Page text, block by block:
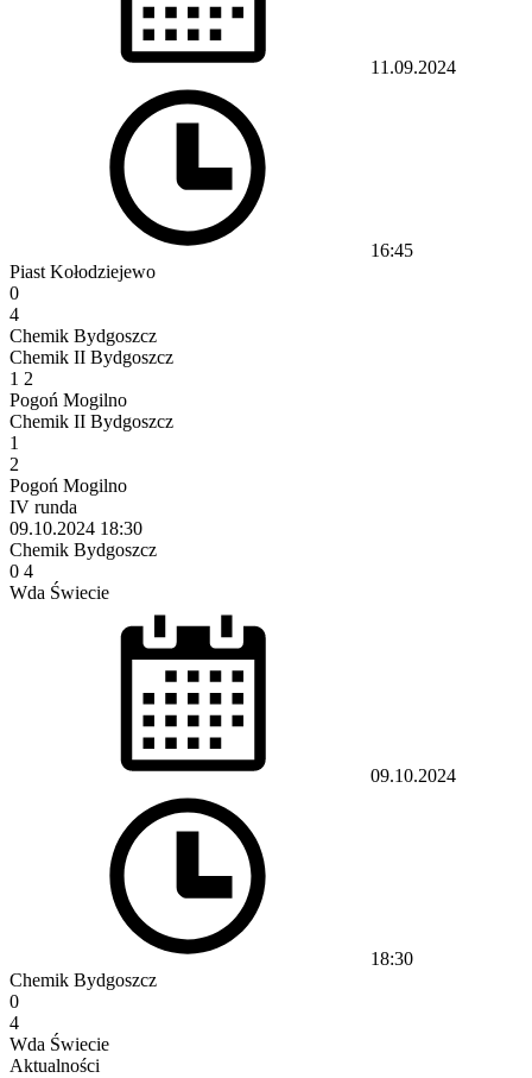
11.09.2024
16:45
Piast Kołodziejewo
0
4
Chemik Bydgoszcz
Chemik II Bydgoszcz
1 2
Pogoń Mogilno
Chemik II Bydgoszcz
1
2
Pogoń Mogilno
IV runda
09.10.2024 18:30
Chemik Bydgoszcz
0 4
Wda Świecie
09.10.2024
18:30
Chemik Bydgoszcz
0
4
Wda Świecie
Aktualności